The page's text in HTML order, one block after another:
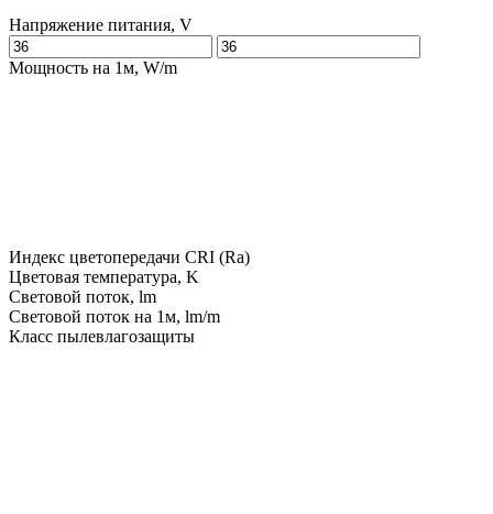
Напряжение питания, V
Мощность на 1м, W/m
Индекс цветопередачи CRI (Ra)
Цветовая температура, K
Световой поток, lm
Световой поток на 1м, lm/m
Класс пылевлагозащиты